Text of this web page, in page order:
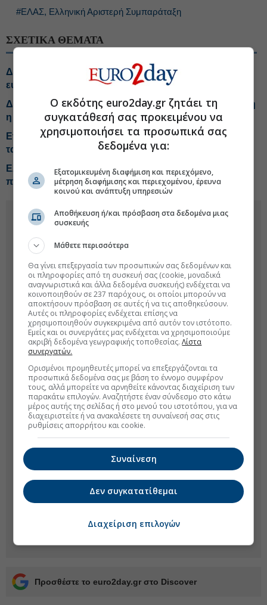
#ΕΛΑΣ, Ελληνική Αριστερή Συμπαράταξη
ΣΧΕΤΙΚΑ ΘΕΜΑΤΑ
Δημοσκόπηση Marc: Στο 30,8% η Νέα Δημοκρατία,
ευρύ προβάδισμα έναντι ΕΛΑΣ
Δημοσκόπηση Interview: Στο 26,8% η ΝΔ, υπολογίσιμη
η δυναμική Σαμαρά
Ενημερώθηκε για τις επιχειρήσεις πυρόσβεσης και για
τα ελικόπτερα ο Κ. Μητσοτάκης
ΕΛ.Α.Σ.: Να μην πανηγυρίζει η κυβέρνηση για έργο
που έχει παγώσει εδώ και έναν χρόνο
Προσθέστε το euro2day.gr στο Discover
Ο εκδότης euro2day.gr ζητάει τη
συγκατάθεσή σας προκειμένου να
χρησιμοποιήσει τα προσωπικά σας
δεδομένα για:
Εξατομικευμένη διαφήμιση και περιεχόμενο,
μέτρηση διαφήμισης και περιεχομένου, έρευνα
κοινού και ανάπτυξη υπηρεσιών
Αποθήκευση ή/και πρόσβαση στα δεδομένα μιας
συσκευής
Μάθετε περισσότερα
Θα γίνει επεξεργασία των προσωπικών σας δεδομένων και
οι πληροφορίες από τη συσκευή σας (cookie, μοναδικά
αναγνωριστικά και άλλα δεδομένα συσκευής) ενδέχεται να
κοινοποιηθούν σε 237 παρόχους, οι οποίοι μπορούν να
αποκτήσουν πρόσβαση σε αυτές ή να τις αποθηκεύσουν.
Αυτές οι πληροφορίες ενδέχεται επίσης να
χρησιμοποιηθούν συγκεκριμένα από αυτόν τον ιστότοπο.
Εμείς και οι συνεργάτες μας ενδέχεται να χρησιμοποιούμε
ακριβή δεδομένα γεωγραφικής τοποθεσίας.Λίστα
συνεργατών.
Ορισμένοι προμηθευτές μπορεί να επεξεργάζονται τα
προσωπικά δεδομένα σας με βάση το έννομο συμφέρον
τους, αλλά μπορείτε να αρνηθείτε κάνοντας διαχείριση των
παρακάτω επιλογών. Αναζητήστε έναν σύνδεσμο στο κάτω
μέρος αυτής της σελίδας ή στο μενού του ιστοτόπου, για να
διαχειριστείτε ή να ανακαλέσετε τη συναίνεσή σας στις
ρυθμίσεις απορρήτου και cookie.
Συναίνεση
Δεν συγκατατίθεμαι
Διαχείριση επιλογών